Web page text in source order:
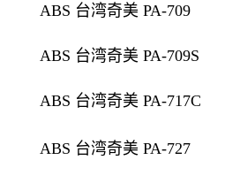
ABS 台湾奇美 PA-709
ABS 台湾奇美 PA-709S
ABS 台湾奇美 PA-717C
ABS 台湾奇美 PA-727